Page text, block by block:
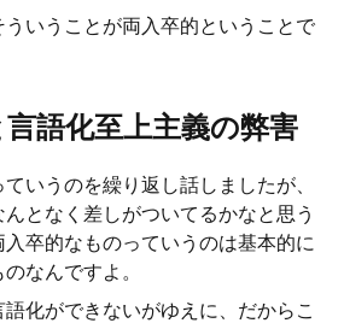
いうことが両入卒的ということで
語化至上主義の弊害
いうのを繰り返し話しましたが、
となく差しがついてるかなと思う
卒的なものっていうのは基本的に
なんですよ。
化ができないがゆえに、だからこ